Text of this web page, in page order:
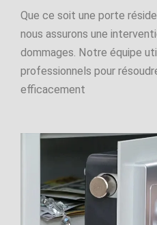
Que ce soit une porte
nous assurons une
dommages. Notre équipe
professionnels pour
efficacement